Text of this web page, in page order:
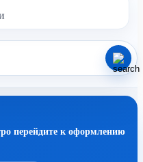
перейдите к оформлению